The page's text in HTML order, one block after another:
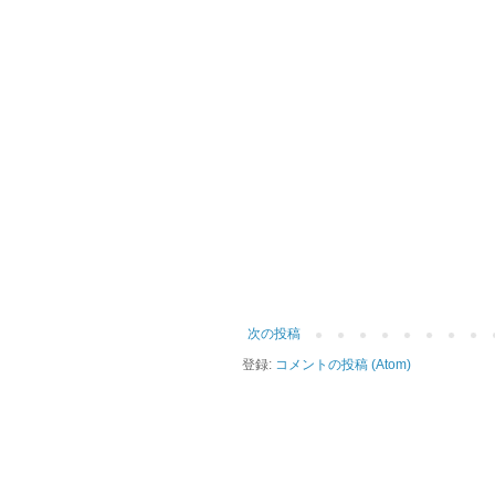
次の投稿
登録: コメントの投稿 (Atom)